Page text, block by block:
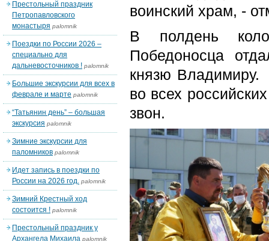
воинский храм, -
В полдень
Победоносца
князю Владимиру.
во всех
звон.
Престольный праздник
Петропавловского
монастыря palomnik
Поездки по России 2026 –
специально для
дальневосточников ! palomnik
Большие экскурсии для всех в
феврале и марте palomnik
“Татьянин день” – большая
экскурсия palomnik
Зимние экскурсии для
паломников palomnik
Идет запись в поездки по
России на 2026 год. palomnik
Зимний Крестный ход
состоится ! palomnik
Престольный праздник у
Архангела Михаила palomnik